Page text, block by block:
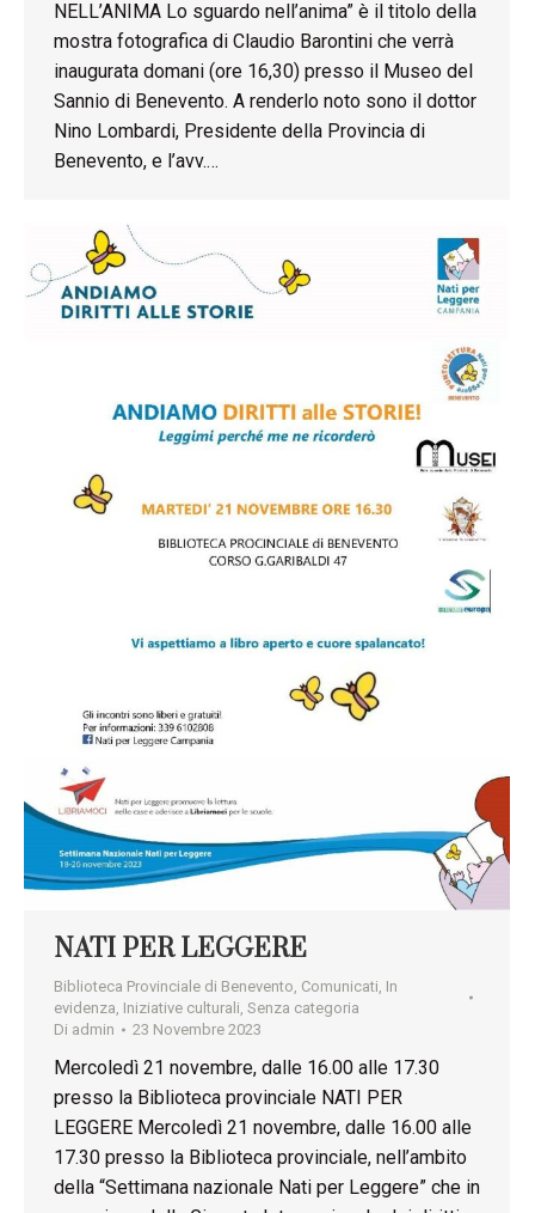
NELL’ANIMA Lo sguardo nell’anima” è il titolo della
mostra fotografica di Claudio Barontini che verrà
inaugurata domani (ore 16,30) presso il Museo del
Sannio di Benevento. A renderlo noto sono il dottor
Nino Lombardi, Presidente della Provincia di
Benevento, e l’avv.…
NATI PER LEGGERE
Biblioteca Provinciale di Benevento, Comunicati, In
evidenza, Iniziative culturali, Senza categoria
Di admin 23 Novembre 2023
Mercoledì 21 novembre, dalle 16.00 alle 17.30
presso la Biblioteca provinciale NATI PER
LEGGERE Mercoledì 21 novembre, dalle 16.00 alle
17.30 presso la Biblioteca provinciale, nell’ambito
della “Settimana nazionale Nati per Leggere” che in